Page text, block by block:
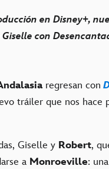
en Disney+,
con
regresan con
tráiler que nos hace
Giselle y Robert,
a Monroeville: